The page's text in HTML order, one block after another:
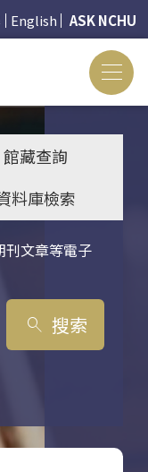
English ASK NCHU
館藏查詢
料庫檢索
刊文章等電子
search 搜索